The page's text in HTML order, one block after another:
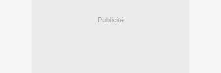
Publicité